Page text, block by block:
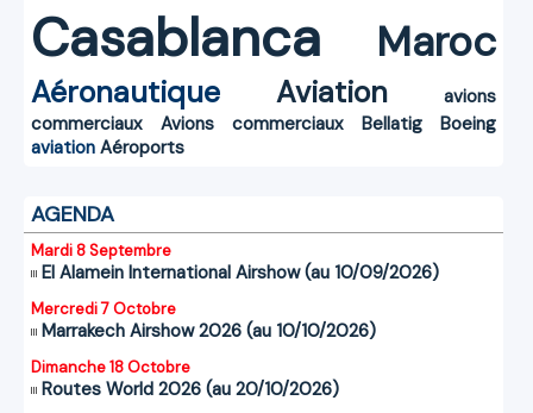
Casablanca Maroc
Aéronautique Aviation
avions
commerciaux
Avions commerciaux Bellatig
Boeing
aviation Aéroports
AGENDA
Mardi 8 Septembre
El Alamein International Airshow (au 10/09/2026)
Mercredi 7 Octobre
Marrakech Airshow 2026 (au 10/10/2026)
Dimanche 18 Octobre
Routes World 2026 (au 20/10/2026)